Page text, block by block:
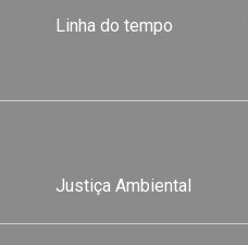
Linha do tempo
Justiça Ambiental